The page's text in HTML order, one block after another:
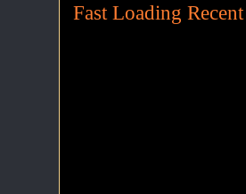
Fast Loading